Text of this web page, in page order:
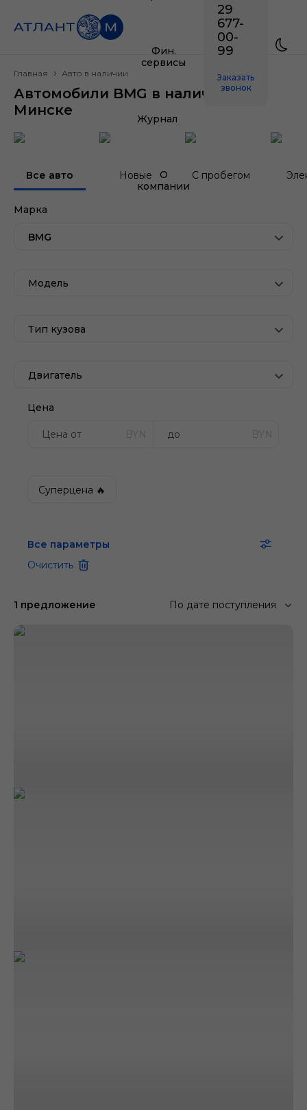
Фин.
сервисы
Журнал
О
компании
29
677-
00-
99
Заказать
звонок
Главная Авто в наличии
Автомобили BMG в наличии в
Минске
Все авто Новые С пробегом
Марка
BMG
Модель
Тип кузова
Двигатель
Цена
BYN BYN
Суперцена 🔥
Все параметры
Очистить
1 предложение По дате поступления